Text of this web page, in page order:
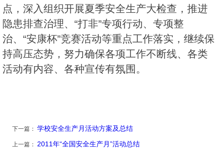
点，深入组织开展夏季安全生产大检查，推进
隐患排查治理、“打非”专项行动、专项整
治、“安康杯”竞赛活动等重点工作落实，继续保
持高压态势，努力确保各项工作不断线、各类
活动有内容、各种宣传有氛围。
下一篇： 学校安全生产月活动方案及总结
上一篇： 2011年“全国安全生产月”活动总结